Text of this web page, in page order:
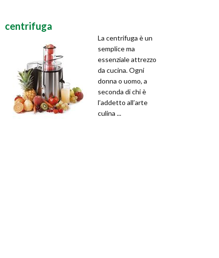
centrifuga
La centrifuga è un
semplice ma
essenziale attrezzo
da cucina. Ogni
donna o uomo, a
seconda di chi è
l’addetto all’arte
culina ...